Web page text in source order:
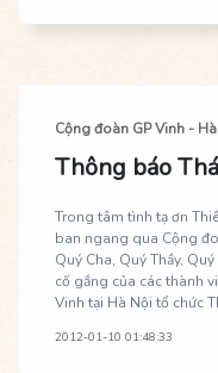
Cộng đoàn GP Vinh -
Thông báo
Trong tâm tình tạ ơn
ban ngang qua Cộng
Quý Cha, Quý Thầy,
cố gắng của các thành
Vinh tại Hà Nội tổ chức
2012-01-10 01:48:33